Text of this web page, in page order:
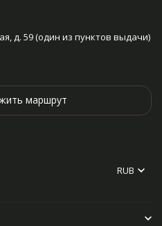
д. 59 (один из пунктов выдачи)
маршрут
RUB